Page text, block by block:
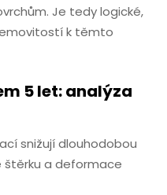
Je tedy logické,
k těmto
5 let: analýza
snižují dlouhodobou
štěrku a deformace